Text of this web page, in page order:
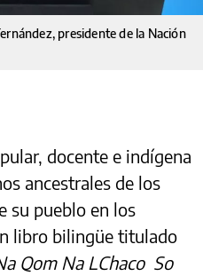
presidente de la Nación
docente e indígena
ancestrales de los
su pueblo en los
libro bilingüe titulado
Qom Na LChaco So